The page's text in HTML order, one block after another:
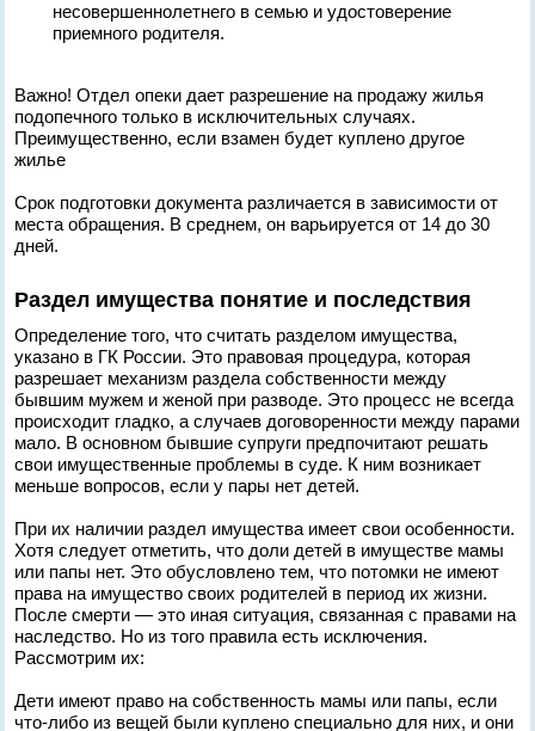
несовершеннолетнего в семью и удостоверение
приемного родителя.
Важно! Отдел опеки дает разрешение на продажу жилья
подопечного только в исключительных случаях.
Преимущественно, если взамен будет куплено другое
жилье
Срок подготовки документа различается в зависимости от
места обращения. В среднем, он варьируется от 14 до 30
дней.
Раздел имущества понятие и последствия
Определение того, что считать разделом имущества,
указано в ГК России. Это правовая процедура, которая
разрешает механизм раздела собственности между
бывшим мужем и женой при разводе. Это процесс не всегда
происходит гладко, а случаев договоренности между парами
мало. В основном бывшие супруги предпочитают решать
свои имущественные проблемы в суде. К ним возникает
меньше вопросов, если у пары нет детей.
При их наличии раздел имущества имеет свои особенности.
Хотя следует отметить, что доли детей в имуществе мамы
или папы нет. Это обусловлено тем, что потомки не имеют
права на имущество своих родителей в период их жизни.
После смерти — это иная ситуация, связанная с правами на
наследство. Но из того правила есть исключения.
Рассмотрим их:
Дети имеют право на собственность мамы или папы, если
что-либо из вещей были куплено специально для них, и они